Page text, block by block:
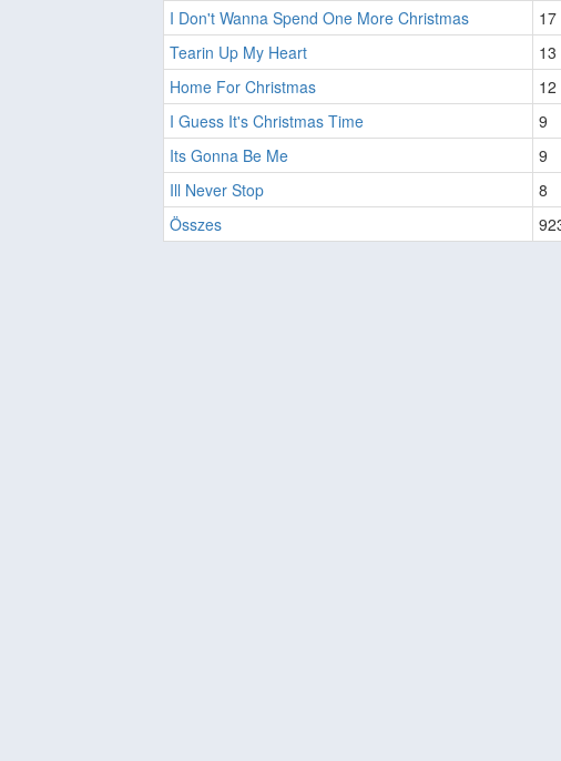
I Don't Wanna Spend One More Christmas
17
Tearin Up My Heart
13
Home For Christmas
12
I Guess It's Christmas Time
9
Its Gonna Be Me
9
Ill Never Stop
8
Összes